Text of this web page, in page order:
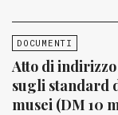
DOCUMENTI
Atto di
sugli standard
musei (DM 10